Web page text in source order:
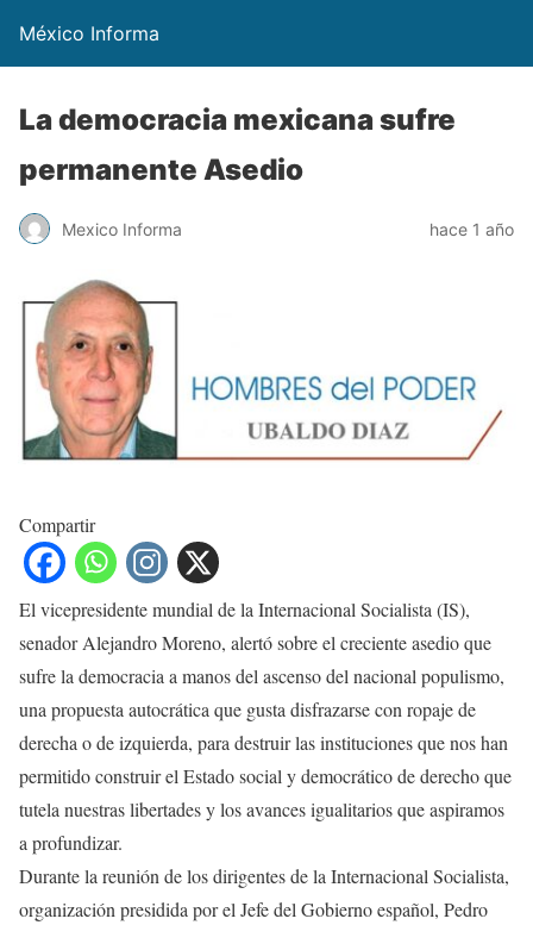
México Informa
La democracia mexicana sufre
permanente Asedio
Mexico Informa hace 1 año
Compartir
El vicepresidente mundial de la Internacional Socialista (IS),
senador Alejandro Moreno, alertó sobre el creciente asedio que
sufre la democracia a manos del ascenso del nacional populismo,
una propuesta autocrática que gusta disfrazarse con ropaje de
derecha o de izquierda, para destruir las instituciones que nos han
permitido construir el Estado social y democrático de derecho que
tutela nuestras libertades y los avances igualitarios que aspiramos
a profundizar.
Durante la reunión de los dirigentes de la Internacional Socialista,
organización presidida por el Jefe del Gobierno español, Pedro